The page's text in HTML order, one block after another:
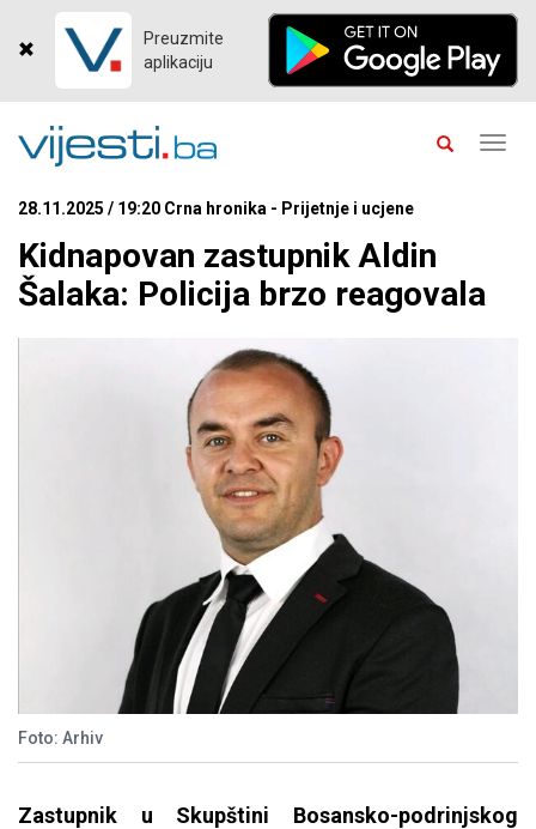
Preuzmite
aplikaciju
28.11.2025 / 19:20 Crna hronika - Prijetnje i ucjene
Kidnapovan zastupnik Aldin
Šalaka: Policija brzo reagovala
Foto: Arhiv
Zastupnik u Skupštini Bosansko-podrinjskog